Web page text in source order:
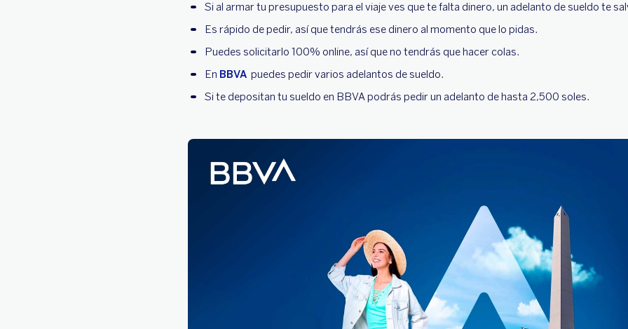
Si al armar tu presupuesto para el viaje ves que te falta dinero, un adelanto de sueldo te
Es rápido de pedir, así que tendrás ese dinero al momento que lo pidas.
Puedes solicitarlo 100% online, así que no tendrás que hacer colas.
En BBVA puedes pedir varios adelantos de sueldo.
Si te depositan tu sueldo en BBVA podrás pedir un adelanto de hasta 2,500 soles.